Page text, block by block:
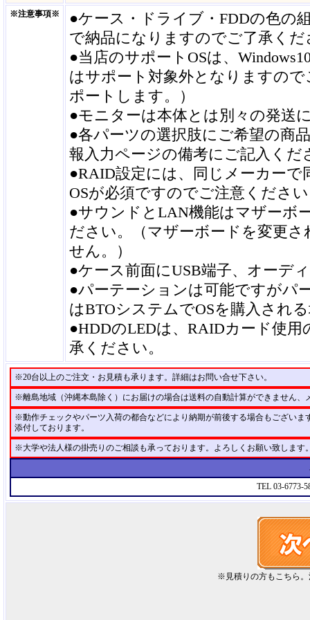
※注意事項※
●ケース・ドライブ・FDDの色の
で納品になりますのでご了承くだ
●当店のサポートOSは、
はサポート対象外となりますの
ポートします。）
●モニターは本体とは別々の発送
●各パーツの選択肢にご希望の商
報入力ページの備考にご記入くだ
●RAID設定には、同じメーカーで
OSが必須ですのでご注意くださ
●サウンドとLAN機能はマザーボ
ださい。（マザーボードを変更
せん。）
●ケース前面にUSB端子、オーデ
●パーテーションは可能ですがパ
はBTOシステムでOSを購入され
●HDDのLEDは、RAIDカード使
承ください。
※20台以上のご注文・お見積も承ります。詳細はお問い合せ下さい。
※離島地域（沖縄本島除く）にお届けの場合は送料の自動計算ができません、
※動作チェックやパーツ入荷の都合などにより納期が前後する場合もござい
添付しております。
※大学や法人様の掛売りのご相談も承っております。よろしくお願い致します
TEL 03-6773-
※見積りの方もこちら